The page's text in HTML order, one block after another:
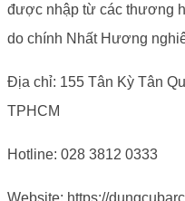
được nhập từ các thương
do chính Nhất Hương
Địa chỉ: 155 Tân Kỳ Tân
TPHCM
Hotline: 028 3812 0333
Website: https://